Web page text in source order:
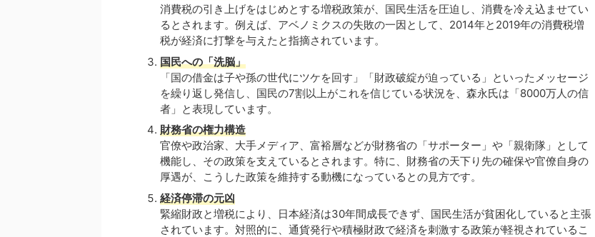
消費税の引き上げをはじめとする増税政策が、国民生活を圧迫し、消費を冷え込ませてい
るとされます。例えば、アベノミクスの失敗の一因として、2014年と2019年の消費税増
税が経済に打撃を与えたと指摘されています。
国民への「洗脳」
「国の借金は子や孫の世代にツケを回す」「財政破綻が迫っている」といったメッセージ
を繰り返し発信し、国民の7割以上がこれを信じている状況を、森永氏は「8000万人の信
者」と表現しています。
財務省の権力構造
官僚や政治家、大手メディア、富裕層などが財務省の「サポーター」や「親衛隊」として
機能し、その政策を支えているとされます。特に、財務省の天下り先の確保や官僚自身の
厚遇が、こうした政策を維持する動機になっているとの見方です。
経済停滞の元凶
緊縮財政と増税により、日本経済は30年間成長できず、国民生活が貧困化していると主張
されています。対照的に、通貨発行や積極財政で経済を刺激する政策が軽視されているこ